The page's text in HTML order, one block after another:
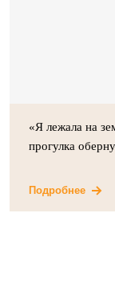
«Я лежала на
прогулка
Подробнее